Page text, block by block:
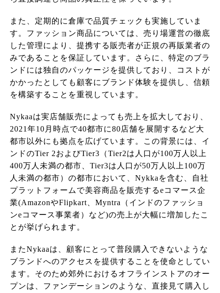
また、定期的に倉庫で品質チェックも実施していま
す。ファッション商品については、売り場運営の徹底
した管理により、提携する販売者が正規の再販業者の
みであることを保証しています。さらに、特定のブラ
ンドには独自のパッケージを提供しており、コストが
かかったとしても顧客にブランド体験を提供し、信頼
を構築することを重視しています。
Nykaaは実店舗販売によっても売上を拡大しており、
2021年10月時点で40都市に80店舗を展開するなど大
都市以外にも拠点を広げています。この背景には、イ
ンドのTier 2およびTier3（Tier2は人口が100万人以上
400万人未満の都市、Tier3は人口が50万人以上100万
人未満の都市）の都市において、Nykkaを含む、自社
プラットフォームで美容商品を販売するeコマース企
業(AmazonやFlipkart、Myntra（インドのファッショ
ンeコマース事業者）など)の売上が大幅に増加したこ
とが挙げられます。
またNykaaは、顧客にとって普段購入できないような
ブランドへのアクセスを提供することを使命としてい
ます。そのため郊外におけるオフラインストアのオー
プンは、ファンデーションのような、直接見て購入し